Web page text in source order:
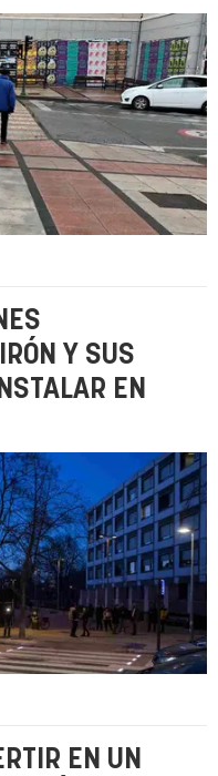
Y SUS
EN
EN UN